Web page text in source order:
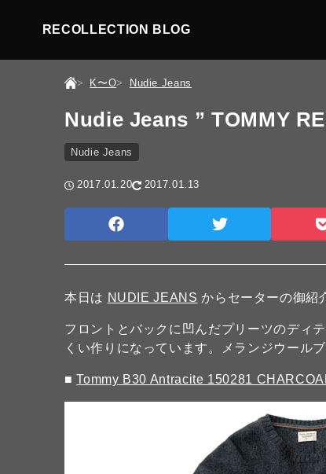
RECOLLECTION BLOG
K〜O Nudie Jeans
Nudie Jeans ” TOMMY
Nudie Jeans
2017.01.20 2017.01.13
本日は NUDIE JEANS からセーターの御紹
フロントとバックに凹んだプリーツのディ
くい作りになっています。メランジウール
■Tommy B30 Antracite 150281